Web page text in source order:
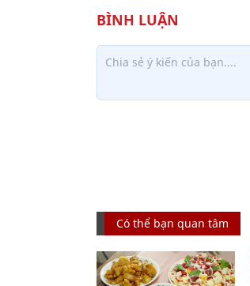
Có thể bạn quan tâm